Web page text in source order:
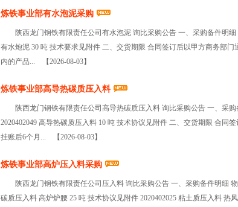
炼铁事业部有水泡泥采购
陕西龙门钢铁有限责任公司有水泡泥 询比采购公告 一、采购备件明
有水炮泥 30 吨 技术要求见附件 二、交货期限 合同签订后以甲方商务部
内的产品...
【2026-08-03】
炼铁事业部高导热碳质压入料
陕西龙门钢铁有限责任公司高导热碳质压入料 询比采购公告 一、采
2020402049 高导热碳质压入料 10 吨 技术协议见附件 二、交货期限 合
挂账后6个月...
【2026-08-03】
炼铁事业部高炉压入料采购
陕西龙门钢铁有限责任公司压入料 询比采购公告 一、采购备件明细
碳质压入料 高炉炉腰 25 吨 技术协议见附件 2020402025 粘土质压入料